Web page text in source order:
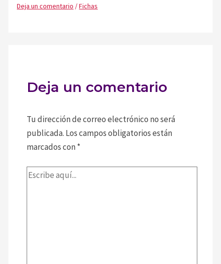
Deja un comentario /Fichas
Deja un comentario
Tu dirección de correo electrónico no será
publicada. Los campos obligatorios están
marcados con*
Escribe